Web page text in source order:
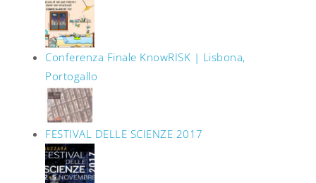
Conferenza Finale KnowRISK | Lisbona,
Portogallo
FESTIVAL DELLE SCIENZE 2017